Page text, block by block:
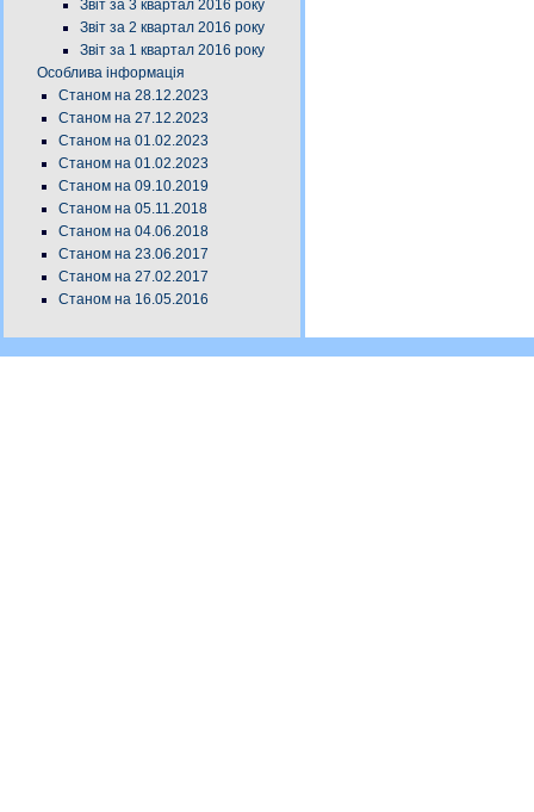
Звіт за 3 квартал 2016 року
Звіт за 2 квартал 2016 року
Звіт за 1 квартал 2016 року
Особлива інформація
Станом на 28.12.2023
Станом на 27.12.2023
Станом на 01.02.2023
Станом на 01.02.2023
Станом на 09.10.2019
Станом на 05.11.2018
Станом на 04.06.2018
Станом на 23.06.2017
Станом на 27.02.2017
Станом на 16.05.2016